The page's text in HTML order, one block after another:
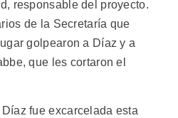
responsable del proyecto.
de la Secretaría que
golpearon a Díaz y a
que les cortaron el
fue excarcelada esta